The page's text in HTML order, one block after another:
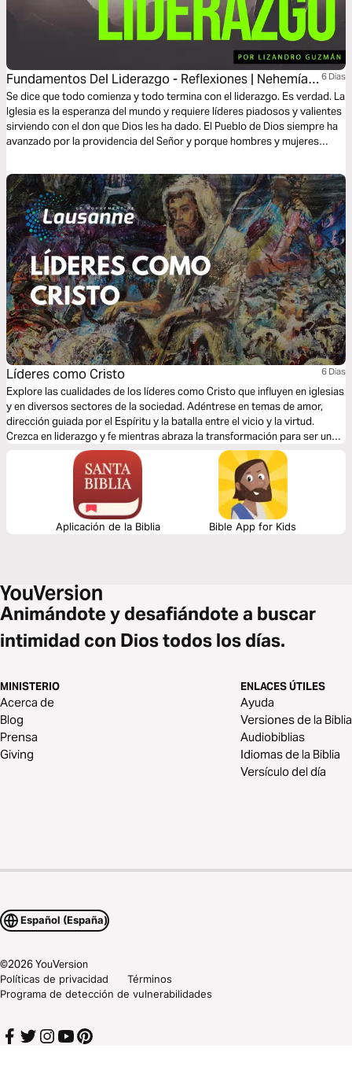
Fundamentos Del Liderazgo - Reflexiones | Nehemías
3
6 Dias
Se dice que todo comienza y todo termina con el liderazgo. Es verdad. La
Iglesia es la esperanza del mundo y requiere líderes piadosos y valientes
sirviendo con el don que Dios les ha dado. El Pueblo de Dios siempre ha
avanzado por la providencia del Señor y porque hombres y mujeres
aprenderemos los principios eternos del liderazgo.
Líderes como Cristo 6 Dias
Explore las cualidades de los líderes como Cristo que influyen en iglesias
y en diversos sectores de la sociedad. Adéntrese en temas de amor,
dirección guiada por el Espíritu y la batalla entre el vicio y la virtud.
Crezca en liderazgo y fe mientras abraza la transformación para ser un
líder que refleje a Cristo marcado por la humildad, la integridad y la
Aplicación de la Biblia Bible App for Kids
Animándote y desafiándote a buscar
intimidad con Dios todos los días.
MINISTERIO
Acerca de
Blog
Prensa
Giving
ENLACES ÚTILES
Ayuda
Versiones de la Biblia
Audiobiblias
Idiomas de la Biblia
Versículo del día
Español (España)
©2026YouVersion
Políticas de privacidad
Términos
Programa de detección de vulnerabilidades